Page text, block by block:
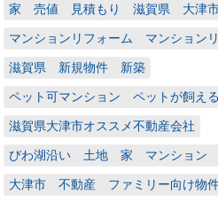
家 売値 見積もり 滋賀県 大津
マンションリフォーム マンション
滋賀県 新規物件 新築
ペット可マンション ペットが飼え
滋賀県大津市オススメ不動産会社
びわ湖沿い 土地 家 マンション
大津市 不動産 ファミリー向け物